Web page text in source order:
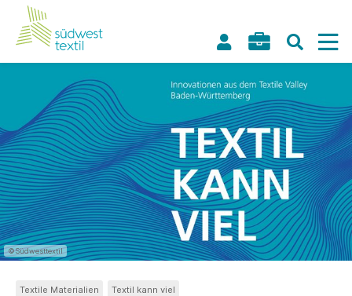
©Südwesttextil
Textile Materialien Textil kann viel